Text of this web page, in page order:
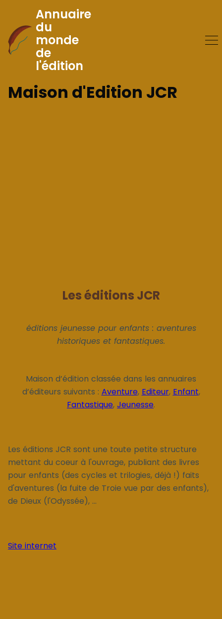
Skip
to
Content
Annuaire
du
monde
de
l'édition
Maison d'Edition JCR
Les éditions JCR
éditions jeunesse pour enfants : aventures
historiques et fantastiques.
Maison d’édition classée dans les annuaires
d’éditeurs suivants : Aventure, Editeur, Enfant,
Fantastique, Jeunesse.
Les éditions JCR sont une toute petite structure
mettant du coeur à l'ouvrage, publiant des livres
pour enfants (des cycles et trilogies, déjà !) faits
d'aventures (la fuite de Troie vue par des enfants),
de Dieux (l'Odyssée), ...
Site internet